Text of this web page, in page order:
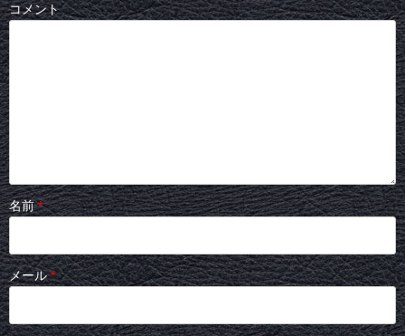
コメント
名前*
メール*